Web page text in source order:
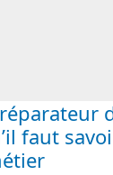
faut